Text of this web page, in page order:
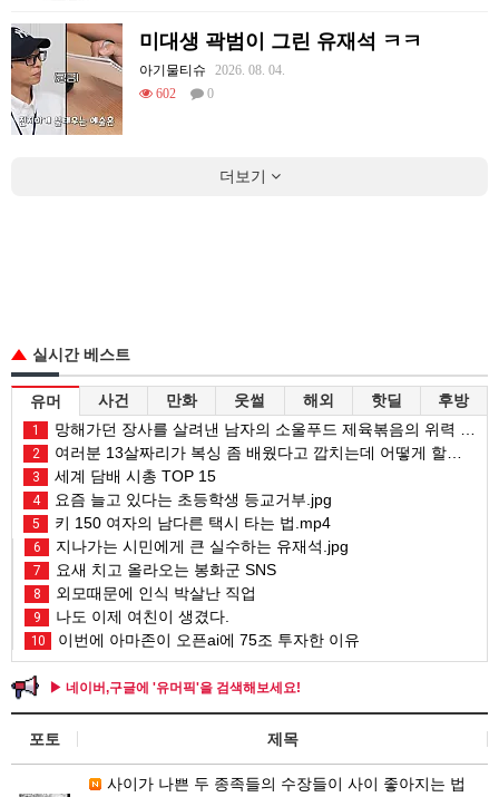
미대생 곽범이 그린 유재석 ㅋㅋ
아기물티슈
2026. 08. 04.
602
0
더보기
실시간 베스트
유머 사건 만화 웃썰 해외 핫딜 후방
1 망해가던 장사를 살려낸 남자의 소울푸드 제육볶음의 위력 ㅋㅋ
2 여러분 13살짜리가 복싱 좀 배웠다고 깝치는데 어떻게 할까요?
3 세계 담배 시총 TOP 15
4 요즘 늘고 있다는 초등학생 등교거부.jpg
5 키 150 여자의 남다른 택시 타는 법.mp4
6 지나가는 시민에게 큰 실수하는 유재석.jpg
7 요새 치고 올라오는 봉화군 SNS
8 외모때문에 인식 박살난 직업
9 나도 이제 여친이 생겼다.
10 이번에 아마존이 오픈ai에 75조 투자한 이유
▶ 네이버,구글에 '유머픽'을 검색해보세요!
포토 제목